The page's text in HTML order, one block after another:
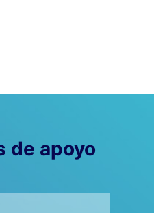
de apoyo